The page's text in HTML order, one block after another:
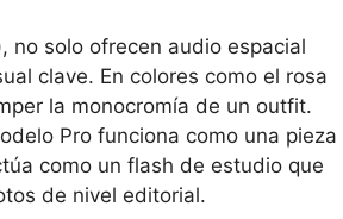
no solo ofrecen audio espacial
clave. En colores como el rosa
la monocromía de un outfit.
Pro funciona como una pieza
como un flash de estudio que
de nivel editorial.